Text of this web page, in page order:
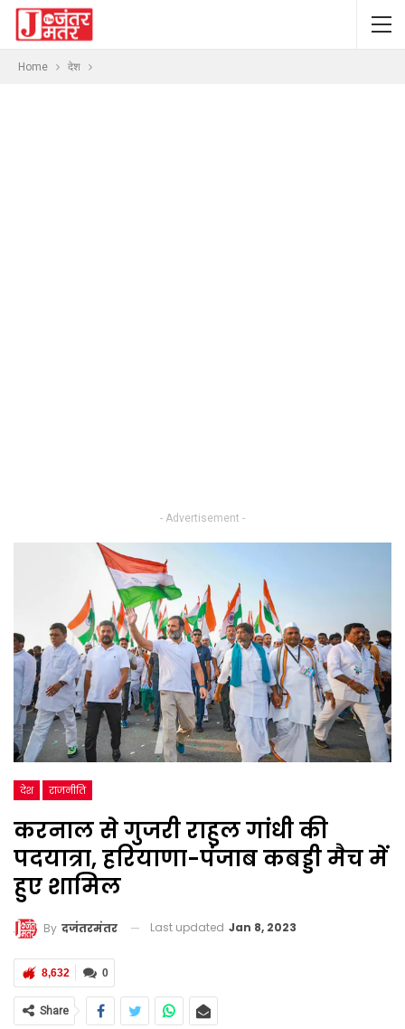
Home देश
- Advertisement -
देश राजनीति
करनाल से गुजरी राहुल गांधी की
पदयात्रा, हरियाणा-पंजाब कबड्डी मैच में
हुए शामिल
By दजंतरमंतर Last updated Jan 8, 2023
0
8,632
Share